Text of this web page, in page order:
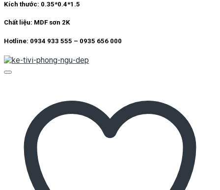
Kích thước: 0.35*0.4*1.5
Chất liệu: MDF sơn 2K
Hotline: 0934 933 555 – 0935 656 000